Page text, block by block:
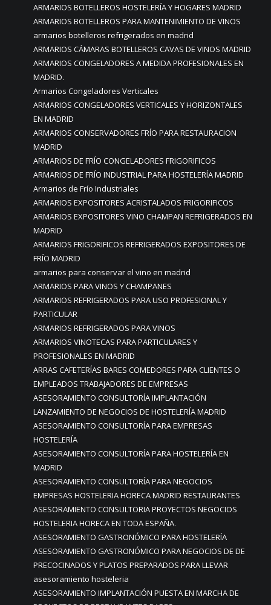
ARMARIOS BOTELLEROS HOSTELERÍA Y HOGARES MADRID
ARMARIOS BOTELLEROS PARA MANTENIMIENTO DE VINOS
armarios botelleros refrigerados en madrid
ARMARIOS CÁMARAS BOTELLEROS CAVAS DE VINOS MADRID
ARMARIOS CONGELADORES A MEDIDA PROFESIONALES EN
MADRID.
Armarios Congeladores Verticales
ARMARIOS CONGELADORES VERTICALES Y HORIZONTALES
EN MADRID
ARMARIOS CONSERVADORES FRÍO PARA RESTAURACION
MADRID
ARMARIOS DE FRÍO CONGELADORES FRIGORIFICOS
ARMARIOS DE FRÍO INDUSTRIAL PARA HOSTELERÍA MADRID
Armarios de Frío Industriales
ARMARIOS EXPOSITORES ACRISTALADOS FRIGORIFICOS
ARMARIOS EXPOSITORES VINO CHAMPAN REFRIGERADOS EN
MADRID
ARMARIOS FRIGORIFICOS REFRIGERADOS EXPOSITORES DE
FRÍO MADRID
armarios para conservar el vino en madrid
ARMARIOS PARA VINOS Y CHAMPANES
ARMARIOS REFRIGERADOS PARA USO PROFESIONAL Y
PARTICULAR
ARMARIOS REFRIGERADOS PARA VINOS
ARMARIOS VINOTECAS PARA PARTICULARES Y
PROFESIONALES EN MADRID
ARRAS CAFETERÍAS BARES COMEDORES PARA CLIENTES O
EMPLEADOS TRABAJADORES DE EMPRESAS
ASESORAMIENTO CONSULTORÍA IMPLANTACIÓN
LANZAMIENTO DE NEGOCIOS DE HOSTELERÍA MADRID
ASESORAMIENTO CONSULTORÍA PARA EMPRESAS
HOSTELERÍA
ASESORAMIENTO CONSULTORÍA PARA HOSTELERÍA EN
MADRID
ASESORAMIENTO CONSULTORÍA PARA NEGOCIOS
EMPRESAS HOSTELERIA HORECA MADRID RESTAURANTES
ASESORAMIENTO CONSULTORIA PROYECTOS NEGOCIOS
HOSTELERIA HORECA EN TODA ESPAÑA.
ASESORAMIENTO GASTRONÓMICO PARA HOSTELERÍA
ASESORAMIENTO GASTRONÓMICO PARA NEGOCIOS DE DE
PRECOCINADOS Y PLATOS PREPARADOS PARA LLEVAR
asesoramiento hosteleria
ASESORAMIENTO IMPLANTACIÓN PUESTA EN MARCHA DE